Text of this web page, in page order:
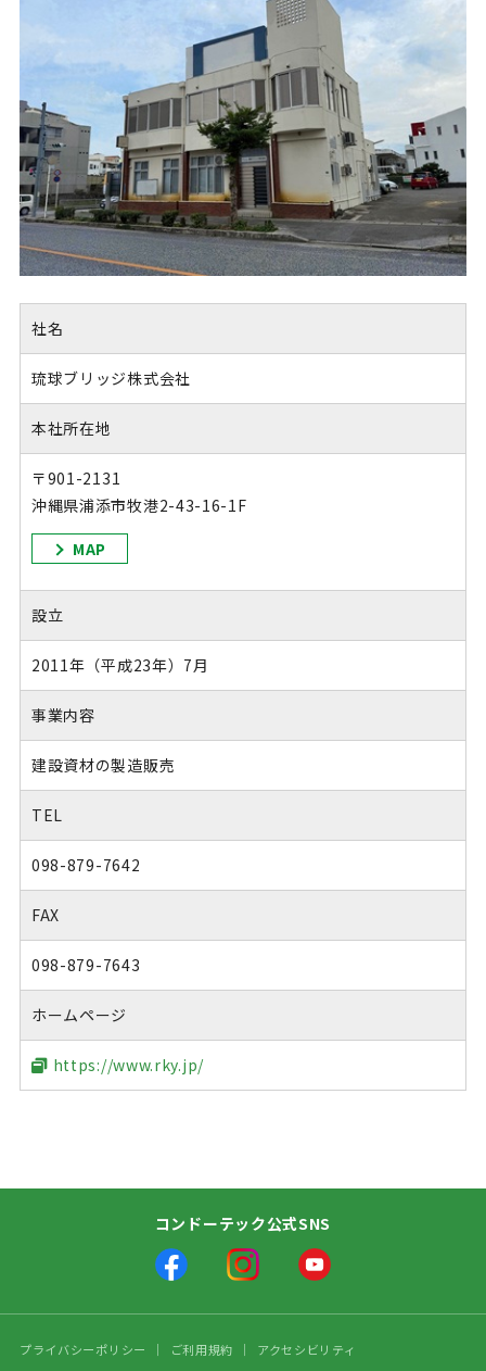
社名
琉球ブリッジ株式会社
本社所在地
〒901-2131
沖縄県浦添市牧港2-43-16-1F
MAP
設立
2011年（平成23年）7月
事業内容
建設資材の製造販売
TEL
098-879-7642
FAX
098-879-7643
ホームページ
https://www.rky.jp/
コンドーテック公式SNS
プライバシーポリシー ご利用規約
アクセシビリティ